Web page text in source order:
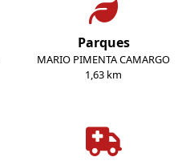
Parques
MARIO PIMENTA CAMARGO
1,63 km